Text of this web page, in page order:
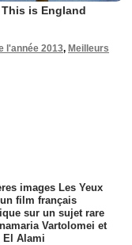
This is England
l'année 2013, Meilleurs
images Les Yeux
film français
sur un sujet rare
Vartolomei et
El Alami